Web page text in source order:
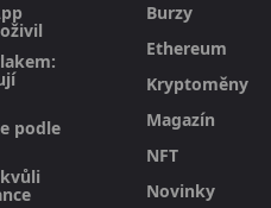
podle
Burzy
Ethereum
Kryptoměny
Magazín
NFT
Novinky